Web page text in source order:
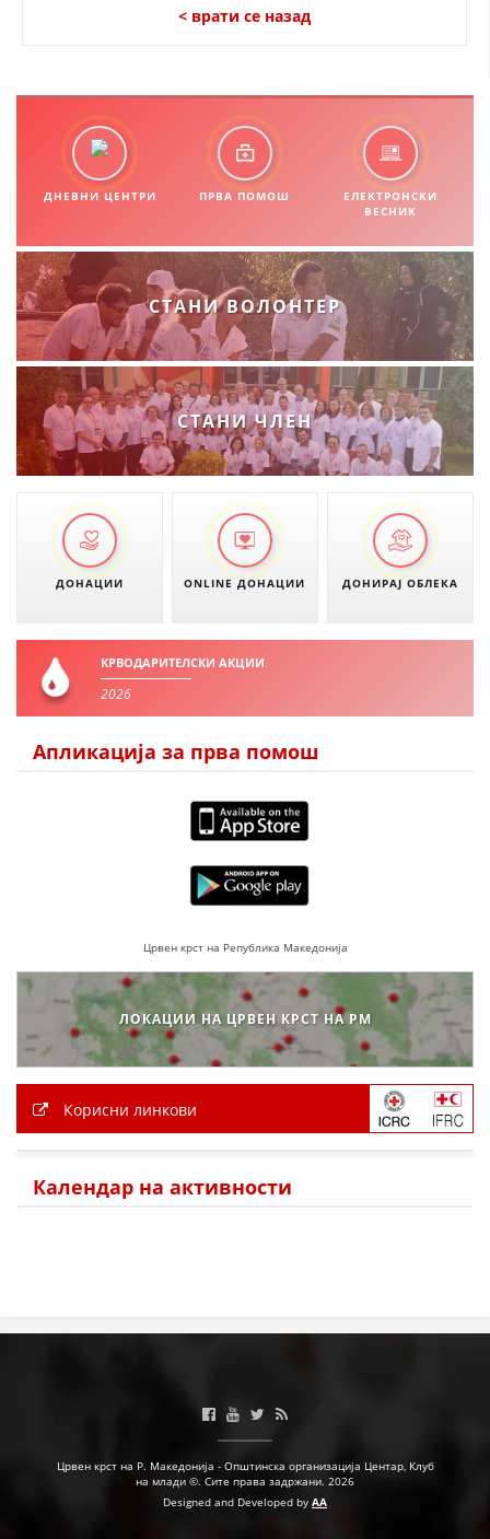
< врати се назад
ДНЕВНИ ЦЕНТРИ ПРВА ПОМОШ
ЕЛЕКТРОНСКИ
ВЕСНИК
СТАНИ ВОЛОНТЕР
СТАНИ ЧЛЕН
ДОНАЦИИ ONLINE ДОНАЦИИ ДОНИРАЈ ОБЛЕКА
КРВОДАРИТЕЛСКИ АКЦИИ
2026
Апликација за прва помош
Црвен крст на Република Македонија
ЛОКАЦИИ НА ЦРВЕН КРСТ НА РМ
Корисни линкови
Календар на активности
Црвен крст на Р. Македонија - Општинска организација Центар, Клуб
на млади ©. Сите права задржани. 2026
Designed and Developed by AA